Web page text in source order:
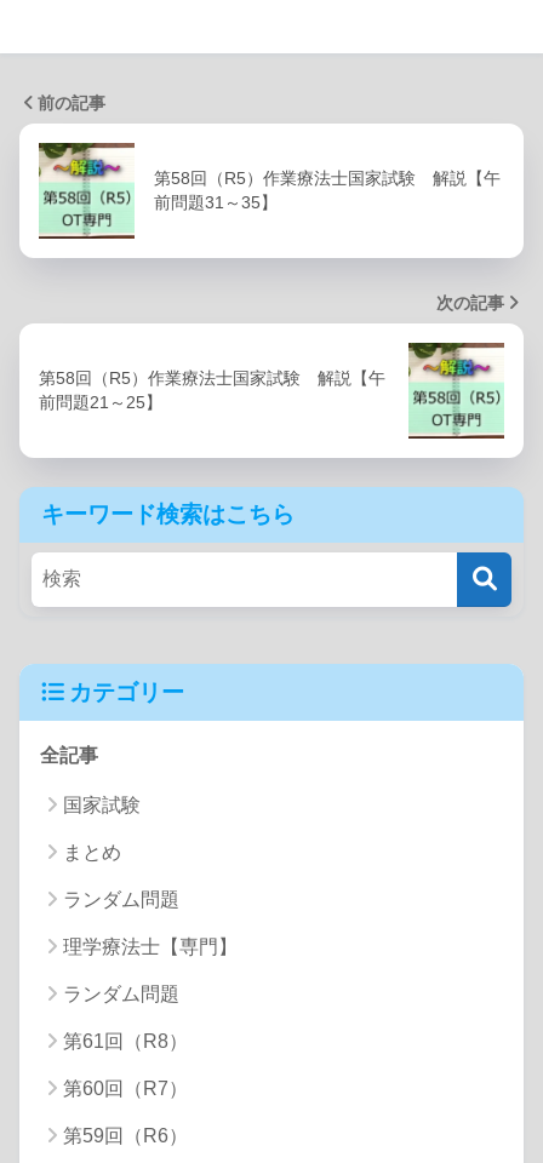
前の記事
第58回（R5）作業療法士国家試験 解説【午
前問題31～35】
次の記事
第58回（R5）作業療法士国家試験 解説【午
前問題21～25】
キーワード検索はこちら
カテゴリー
全記事
国家試験
まとめ
ランダム問題
理学療法士【専門】
ランダム問題
第61回（R8）
第60回（R7）
第59回（R6）